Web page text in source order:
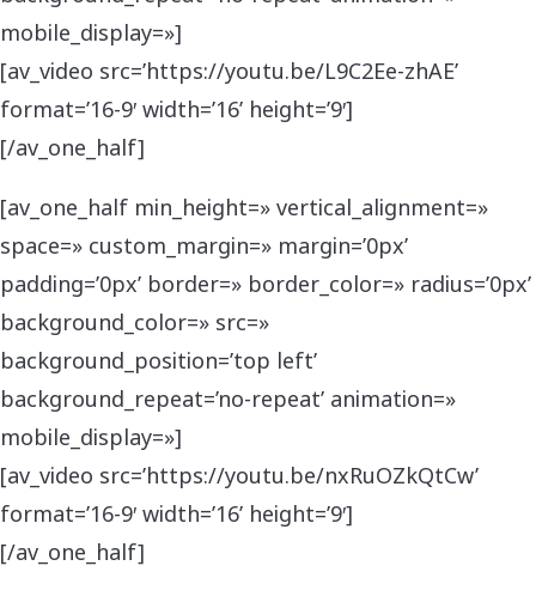
mobile_display=»]
[av_video src=’https://youtu.be/L9C2Ee-zhAE’
format=’16-9′ width=’16’ height=’9′]
[/av_one_half]
[av_one_half min_height=» vertical_alignment=»
space=» custom_margin=» margin=’0px’
padding=’0px’ border=» border_color=» radius=’0px’
background_color=» src=»
background_position=’top left’
background_repeat=’no-repeat’ animation=»
mobile_display=»]
[av_video src=’https://youtu.be/nxRuOZkQtCw’
format=’16-9′ width=’16’ height=’9′]
[/av_one_half]